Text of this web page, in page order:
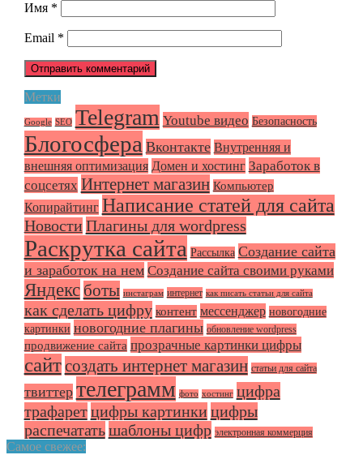
Имя *
Email *
Метки
Google SEO Telegram Youtube видео Безопасность
Блогосфера Вконтакте Внутренняя и
внешняя оптимизация Домен и хостинг Заработок в
соцсетях Интернет магазин Компьютер
Копирайтинг Написание статей для сайта
Новости Плагины для wordpress
Раскрутка сайта Рассылка Создание сайта
и заработок на нем Создание сайта своими руками
Яндекс боты инстаграм интернет как писать статьи для сайта
как сделать цифру контент мессенджер новогодние
картинки новогодние плагины обновление wordpress
продвижение сайта прозрачные картинки цифры
сайтсоздать интернет магазин статьи для сайта
твиттер телеграмм фото хостинг цифра
трафарет цифры картинки цифры
распечатать шаблоны цифр электронная коммерция
Самое свежее: